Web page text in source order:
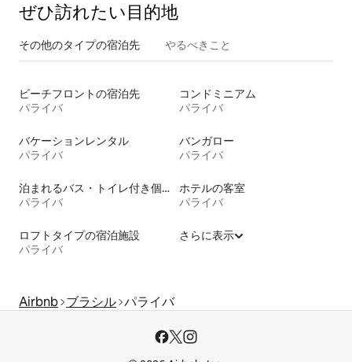
ぜひ訪⁠れ⁠た⁠い目⁠的⁠地
その他のタ⁠イ⁠プ⁠の宿⁠泊⁠先 やるべきこと
ビーチフロントの宿泊先
パライバ
コンドミニアム
パライバ
バケーションレンタル
パライバ
バンガロー
パライバ
泊まれるバス・トイレ付き個室
パライバ
ホテルの客室
パライバ
ロフトタイプの宿泊施設
パライバ
さらに表示
Airbnb ブラシル パライバ